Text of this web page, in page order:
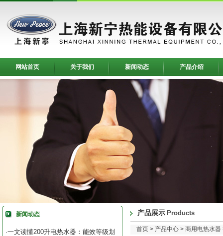
网站首页 关于我们 新闻动态 产品介绍
新闻动态
·一文读懂200升电热水器：能效等级划
产品展示 Products
首页 > 产品中心 > 商用电热水器